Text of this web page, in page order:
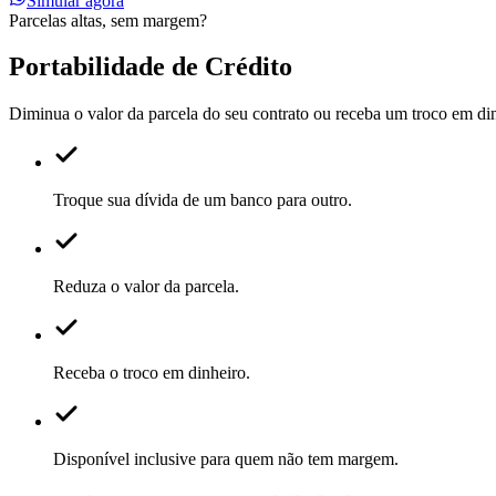
Parcelas altas, sem margem?
Portabilidade de Crédito
Diminua o valor da parcela do seu contrato ou receba um troco em
Troque sua dívida de um banco para outro.
Reduza o valor da parcela.
Receba o troco em dinheiro.
Disponível inclusive para quem não tem margem.